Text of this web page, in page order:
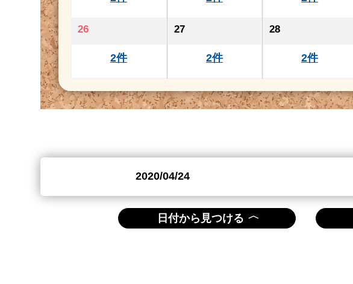
26
2件
27
2件
28
2件
日付から見つける 〈